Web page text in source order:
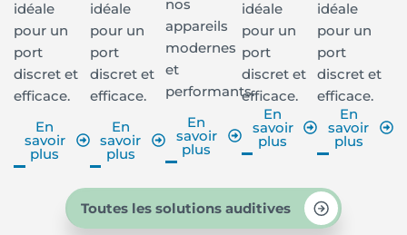
idéale
pour un
port
discret et
efficace.
En
savoir
plus
idéale
pour un
port
discret et
efficace.
En
savoir
plus
nos
appareils
modernes
et
performants.
En
savoir
plus
idéale
pour un
port
discret et
efficace.
En
savoir
plus
idéale
pour un
port
discret et
efficace.
En
savoir
plus
Toutes les solutions auditives